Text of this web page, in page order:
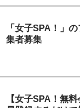
「女子SPA！」
集者募集
【女子SPA！無